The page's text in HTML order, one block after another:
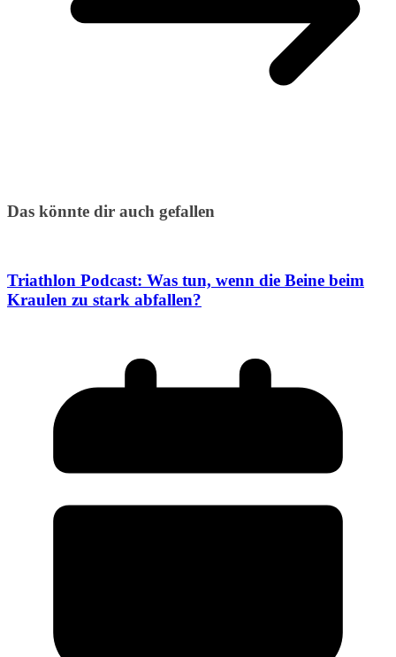
Das könnte dir auch gefallen
Triathlon Podcast: Was tun, wenn die Beine beim
Kraulen zu stark abfallen?